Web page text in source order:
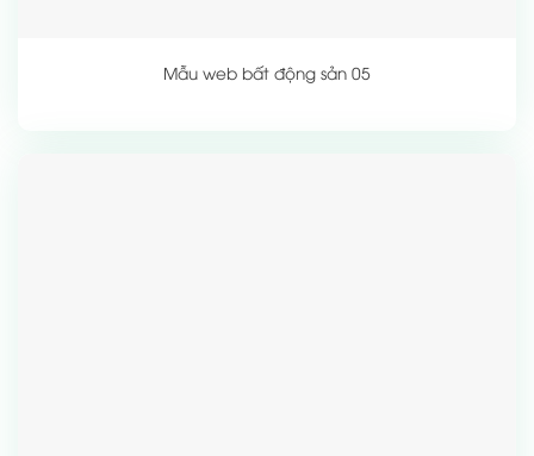
Mẫu web bất động sản 05